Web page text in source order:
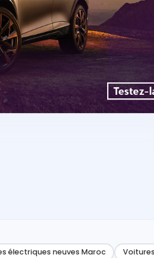
électriques neuves Maroc